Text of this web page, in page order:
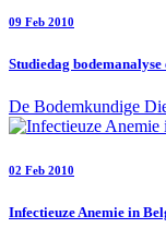
09 Feb 2010
Studiedag bodemanalyse
De Bodemkundige
02 Feb 2010
Infectieuze Anemie in